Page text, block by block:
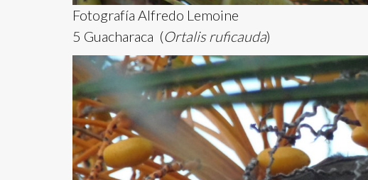
Fotografía Alfredo Lemoine
5 Guacharaca (Ortalis ruficauda)